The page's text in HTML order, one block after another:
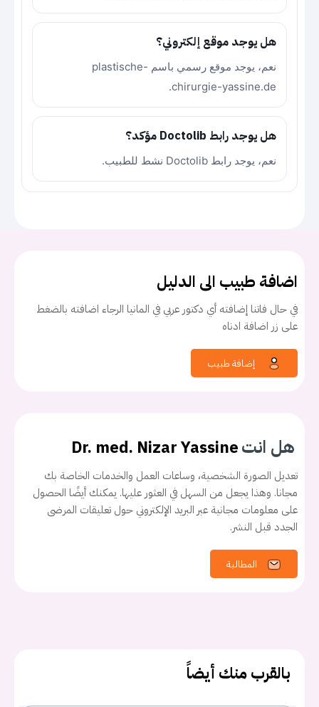
هل يوجد موقع إلكتروني؟
نعم، يوجد موقع رسمي باسم plastische-
chirurgie-yassine.de.
هل يوجد رابط Doctolib مؤكد؟
نعم، يوجد رابط Doctolib نشط للطبيب.
اضافة طبيب الى الدليل
في حال فاتنا إضافته أي دكتور عربي في المانيا الرجاء اضافته بالضغط
على زر اضافة ادناه
هل انتDr. med. Nizar Yassine
تعديل الصورة الشخصية، وساعات العمل والخدمات الخاصة بك
مجانا. وهذا يجعل من السهل في العثور عليها. يمكنك أيضًا الحصول
على معلومات مجانية عبر البريد الإلكتروني حول تعليقات المرضى
الجدد قبل النشر.
المطالبة
بالقرب منك أيضاً